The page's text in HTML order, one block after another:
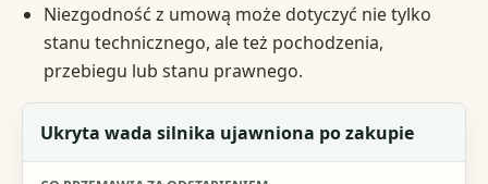
Niezgodność z umową może dotyczyć nie tylko
stanu technicznego, ale też pochodzenia,
przebiegu lub stanu prawnego.
Przypadek
Co przemawia za odstąpieniem
Ukryta wada silnika ujawniona po zakupie